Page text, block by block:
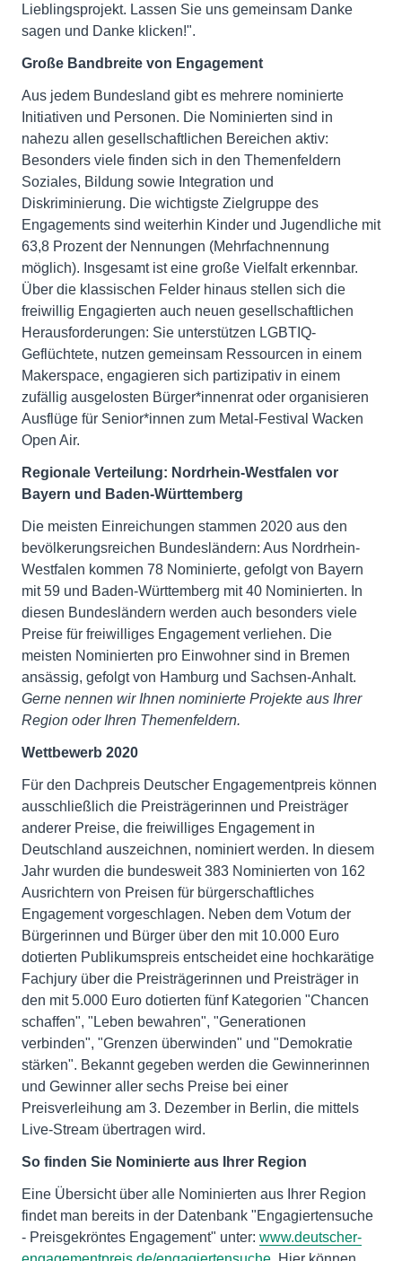
Lieblingsprojekt. Lassen Sie uns gemeinsam Danke
sagen und Danke klicken!".
Große Bandbreite von Engagement
Aus jedem Bundesland gibt es mehrere nominierte
Initiativen und Personen. Die Nominierten sind in
nahezu allen gesellschaftlichen Bereichen aktiv:
Besonders viele finden sich in den Themenfeldern
Soziales, Bildung sowie Integration und
Diskriminierung. Die wichtigste Zielgruppe des
Engagements sind weiterhin Kinder und Jugendliche mit
63,8 Prozent der Nennungen (Mehrfachnennung
möglich). Insgesamt ist eine große Vielfalt erkennbar.
Über die klassischen Felder hinaus stellen sich die
freiwillig Engagierten auch neuen gesellschaftlichen
Herausforderungen: Sie unterstützen LGBTIQ-
Geflüchtete, nutzen gemeinsam Ressourcen in einem
Makerspace, engagieren sich partizipativ in einem
zufällig ausgelosten Bürger*innenrat oder organisieren
Ausflüge für Senior*innen zum Metal-Festival Wacken
Open Air.
Regionale Verteilung: Nordrhein-Westfalen vor
Bayern und Baden-Württemberg
Die meisten Einreichungen stammen 2020 aus den
bevölkerungsreichen Bundesländern: Aus Nordrhein-
Westfalen kommen 78 Nominierte, gefolgt von Bayern
mit 59 und Baden-Württemberg mit 40 Nominierten. In
diesen Bundesländern werden auch besonders viele
Preise für freiwilliges Engagement verliehen. Die
meisten Nominierten pro Einwohner sind in Bremen
ansässig, gefolgt von Hamburg und Sachsen-Anhalt.
Gerne nennen wir Ihnen nominierte Projekte aus Ihrer
Region oder Ihren Themenfeldern.
Wettbewerb 2020
Für den Dachpreis Deutscher Engagementpreis können
ausschließlich die Preisträgerinnen und Preisträger
anderer Preise, die freiwilliges Engagement in
Deutschland auszeichnen, nominiert werden. In diesem
Jahr wurden die bundesweit 383 Nominierten von 162
Ausrichtern von Preisen für bürgerschaftliches
Engagement vorgeschlagen. Neben dem Votum der
Bürgerinnen und Bürger über den mit 10.000 Euro
dotierten Publikumspreis entscheidet eine hochkarätige
Fachjury über die Preisträgerinnen und Preisträger in
den mit 5.000 Euro dotierten fünf Kategorien "Chancen
schaffen", "Leben bewahren", "Generationen
verbinden", "Grenzen überwinden" und "Demokratie
stärken". Bekannt gegeben werden die Gewinnerinnen
und Gewinner aller sechs Preise bei einer
Preisverleihung am 3. Dezember in Berlin, die mittels
Live-Stream übertragen wird.
So finden Sie Nominierte aus Ihrer Region
Eine Übersicht über alle Nominierten aus Ihrer Region
findet man bereits in der Datenbank "Engagiertensuche
- Preisgekröntes Engagement" unter: www.deutscher-